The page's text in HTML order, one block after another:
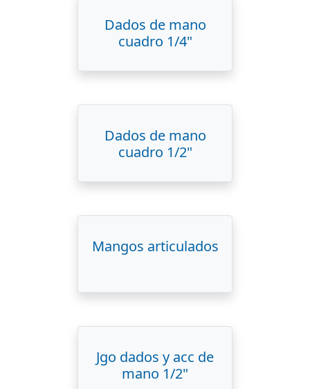
Dados de mano
cuadro 1/4"
Dados de mano
cuadro 1/2"
Mangos articulados
Jgo dados y acc de
mano 1/2"